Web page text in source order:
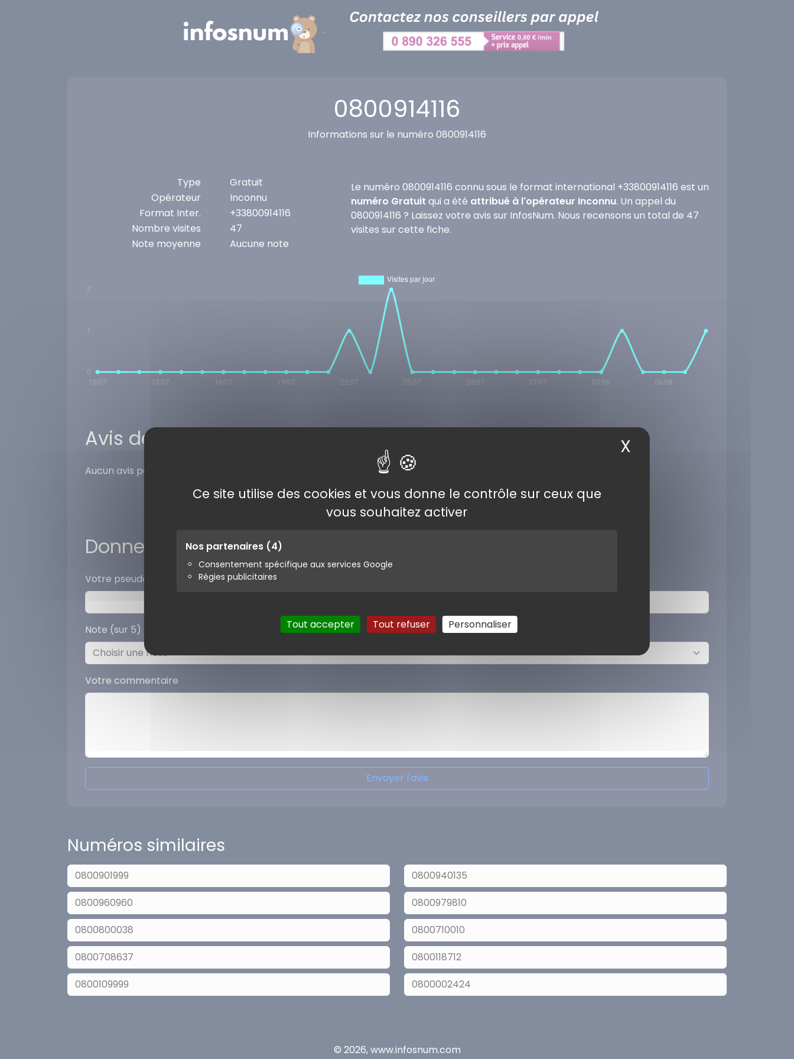
Ce site utilise des cookies et vous donne le contrôle sur ceux que
vous souhaitez activer
Nos partenaires (4)
Consentement spécifique aux services Google
Régies publicitaires
Tout accepter Tout refuser Personnaliser
X
0800914116
Informations sur le numéro 0800914116
Type
Gratuit
Opérateur
Inconnu
Format Inter.
+33800914116
Nombre visites
47
Note moyenne
Aucune note
Le numéro 0800914116 connu sous le format international +33800914116 est un
numéro Gratuit qui a été attribué à l'opérateur Inconnu. Un appel du
0800914116 ? Laissez votre avis sur InfosNum. Nous recensons un total de 47
visites sur cette fiche.
Avis des internautes
Aucun avis pour ce numéro. Laissez votre avis concernant votre expérience avec ce numéro.
Donner votre avis
Votre pseudo
Note (sur 5)
Votre commentaire
Envoyer l'avis
Numéros similaires
0800901999
0800940135
0800960960
0800979810
0800800038
0800710010
0800708637
0800118712
0800109999
0800002424
© 2026, www.infosnum.com